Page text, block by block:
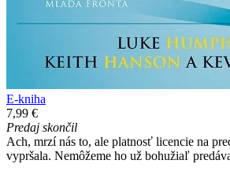
E-kniha
7,99 €
Predaj skončil
Ach, mrzí nás to, ale platnosť licencie na
vypršala. Nemôžeme ho už bohužiaľ